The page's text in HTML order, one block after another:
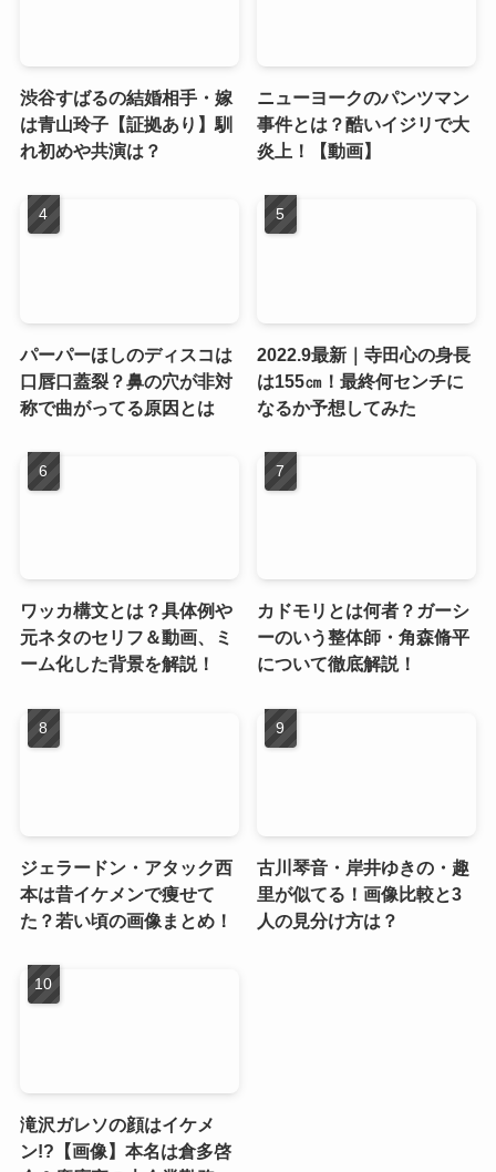
渋谷すばるの結婚相手・嫁
は青山玲子【証拠あり】馴
れ初めや共演は？
ニューヨークのパンツマン
事件とは？酷いイジリで大
炎上！【動画】
パーパーほしのディスコは
口唇口蓋裂？鼻の穴が非対
称で曲がってる原因とは
2022.9最新｜寺田心の身長
は155㎝！最終何センチに
なるか予想してみた
ワッカ構文とは？具体例や
元ネタのセリフ＆動画、ミ
ーム化した背景を解説！
カドモリとは何者？ガーシ
ーのいう整体師・角森脩平
について徹底解説！
ジェラードン・アタック西
本は昔イケメンで痩せて
た？若い頃の画像まとめ！
古川琴音・岸井ゆきの・趣
里が似てる！画像比較と3
人の見分け方は？
滝沢ガレソの顔はイケメ
ン!?【画像】本名は倉多啓